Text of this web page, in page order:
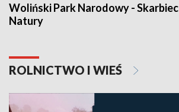
Woliński Park Narodowy - Skarbiec
Natury
ROLNICTWO I WIEŚ